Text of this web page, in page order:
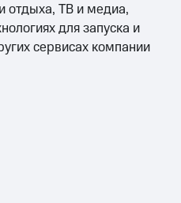
отдыха, ТВ и медиа,
для запуска и
сервисах компании